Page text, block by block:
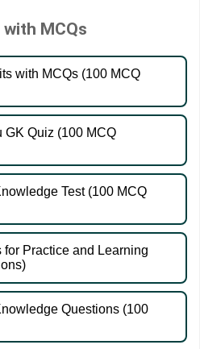
MCQs
with MCQs (100 MCQ
GK Quiz (100 MCQ
Test (100 MCQ
for Practice and Learning
Questions (100